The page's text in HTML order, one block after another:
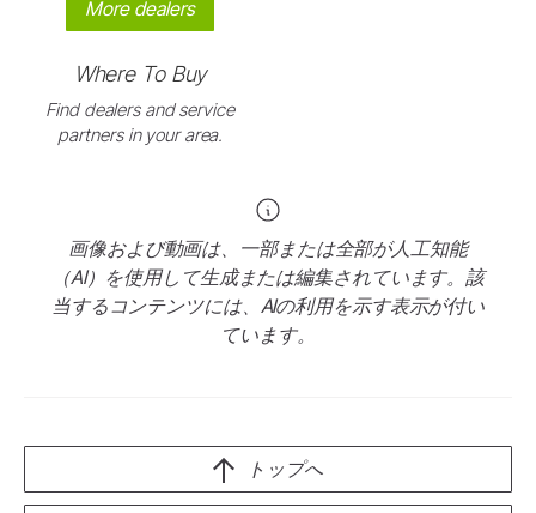
More dealers
Where To Buy
Find dealers and service
partners in your area.
画像および動画は、一部または全部が人工知能
（AI）を使用して生成または編集されています。該
当するコンテンツには、AIの利用を示す表示が付い
ています。
トップへ